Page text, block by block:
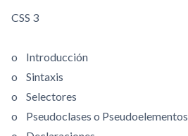
CSS 3
o Introducción
o Sintaxis
o Selectores
o Pseudoclases o Pseudoelementos